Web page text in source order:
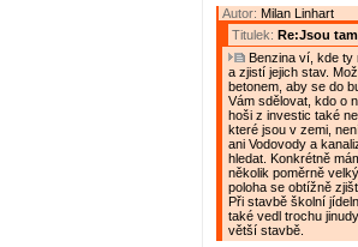
Autor: Milan Linhart
Titulek: Re:Jsou
Benzina ví, kde ty
a zjistí jejich stav.
betonem, aby se do
Vám sdělovat, kdo o
hoši z investic také
které jsou v zemi,
ani Vodovody a
hledat. Konkrétně
několik poměrně
poloha se obtížně
Při stavbě školní
také vedl trochu
větší stavbě.